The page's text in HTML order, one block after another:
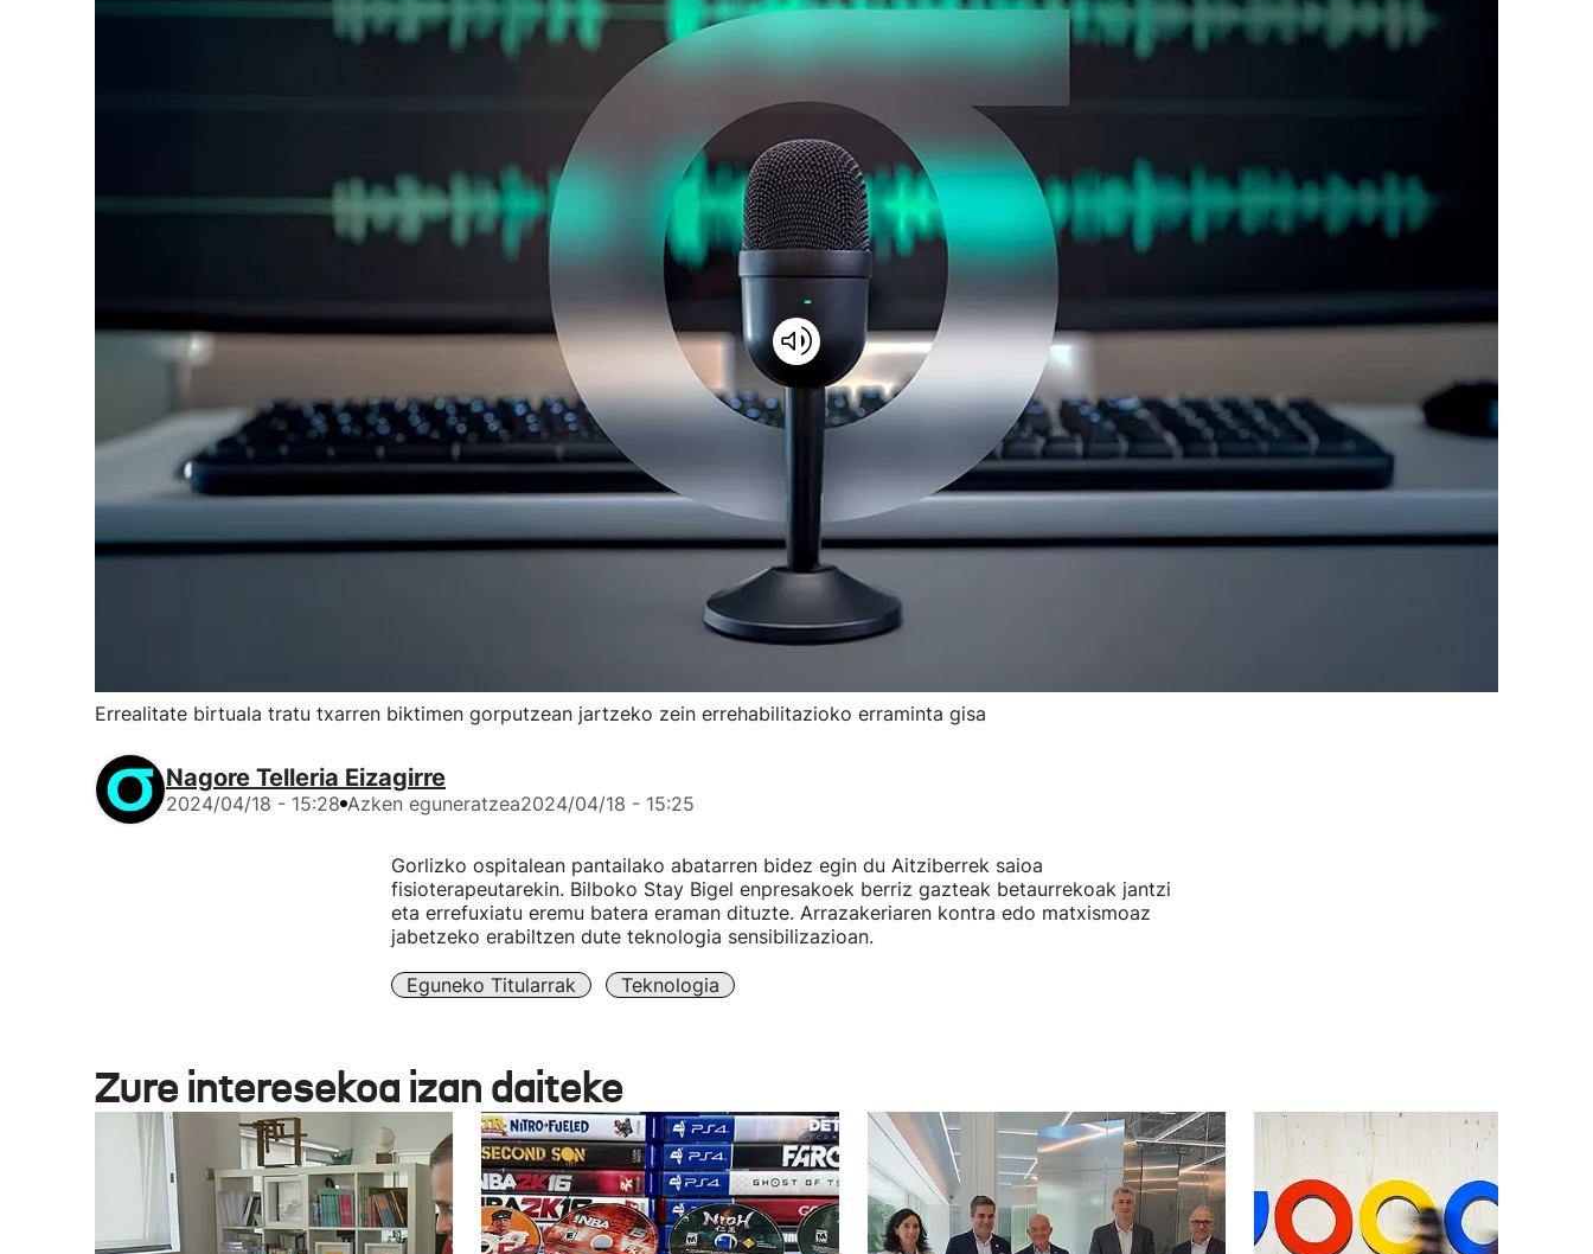
Errealitate birtuala tratu txarren biktimen gorputzean jartzeko zein errehabilitazioko erraminta gisa
Nagore Telleria Eizagirre
2024/04/18 - 15:28 Azken eguneratzea2024/04/18 - 15:25
Gorlizko ospitalean pantailako abatarren bidez egin du Aitziberrek saioa
fisioterapeutarekin. Bilboko Stay Bigel enpresakoek berriz gazteak betaurrekoak jantzi
eta errefuxiatu eremu batera eraman dituzte. Arrazakeriaren kontra edo matxismoaz
jabetzeko erabiltzen dute teknologia sensibilizazioan.
Eguneko Titularrak Teknologia
Zure interesekoa izan daiteke